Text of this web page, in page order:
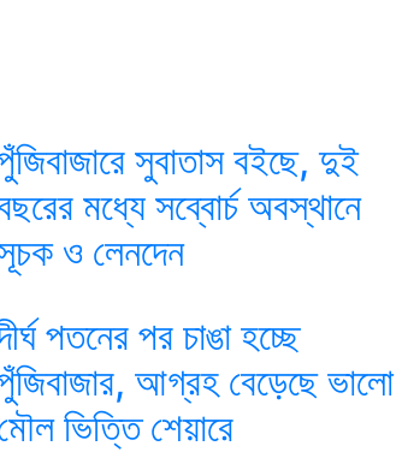
সুবাতাস বইছে, দুই
মধ্যে সব্বোর্চ অবস্থানে
ও লেনদেন
পতনের পর চাঙা হচ্ছে
আগ্রহ বেড়েছে ভালো
ভিত্তি শেয়ারে